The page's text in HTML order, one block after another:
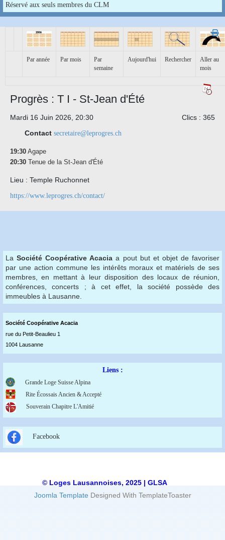
Réservé aux seuls membres du CLM
Par année Par mois
Par
semaine
Aujourd'hui Rechercher
Aller au
mois
Progrès : T I - St-Jean d'Été
Mardi 16 Juin 2026, 20:30 Clics: 365
Contact secretaire@leprogres.ch
19:30 Agape
20:30 Tenue de la St-Jean d'Été
Lieu : Temple Ruchonnet
https://www.leprogres.ch/contact/
LaSociété Coopérative Acacia a pout but et objet de favoriser
par une action commune les intérêts moraux et matériels de ses
membres, en mettant à leur disposition des locaux de réunion,
conférences, concerts ; à cet effet, la société possède des
immeubles à Lausanne.
Société Coopérative Acacia
rue du Petit-Beaulieu 1
1004 Lausanne
Liens :
Grande Loge Suisse Alpina
Rite Écossais Ancien & Accepté
Souverain Chapitre L'Amitié
Facebook
© Loges Lausannoises, 2025 | GLSA
Joomla Template Designed With TemplateToaster